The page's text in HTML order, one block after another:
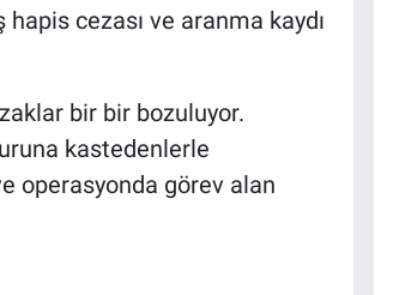
cezası ve aranma kaydı
bir bir bozuluyor.
kastedenlerle
operasyonda görev alan